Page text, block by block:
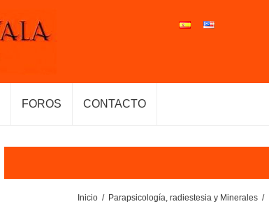
FOROS CONTACTO
Inicio / Parapsicología, radiestesia y Minerales /